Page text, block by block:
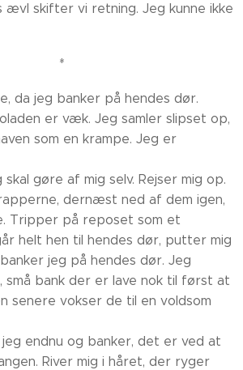
ævl skifter vi retning. Jeg kunne ikke
*
da jeg banker på hendes dør.
er væk. Jeg samler slipset op,
som en krampe. Jeg er
gøre af mig selv. Rejser mig op.
dernæst ned af dem igen,
Tripper på reposet som et
helt hen til hendes dør, putter mig
jeg på hendes dør. Jeg
små bank der er lave nok til først at
senere vokser de til en voldsom
jeg endnu og banker, det er ved at
River mig i håret, der ryger